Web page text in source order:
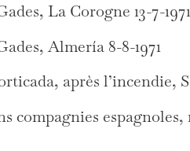
La Corogne 13-7-
Almería 8-8-1971
après l’incendie,
compagnies